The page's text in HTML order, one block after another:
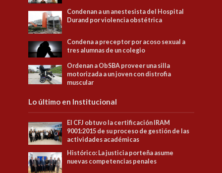
Condenan a un anestesista del Hospital
Durand por violencia obstétrica
Condena a preceptor por acoso sexual a
tres alumnas de un colegio
Ordenan a ObSBA proveer una silla
motorizada a un joven con distrofia
muscular
Lo último en Institucional
El CFJ obtuvo la certificación IRAM
9001:2015 de su proceso de gestión de las
actividades académicas
Histórico: La justicia porteña asume
nuevas competencias penales